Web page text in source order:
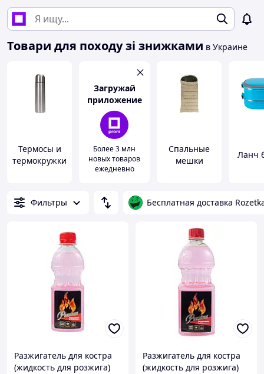
Товари для походу зі знижками в Украине
Термосы и
термокружки
Загружай
приложение
Более 3 млн
новых товаров
ежедневно
Спальные
мешки
Ланч
Фильтры Бесплатная доставка
Разжигатель для костра
(жидкость для розжига)
Разжигатель для костра
(жидкость для розжига)